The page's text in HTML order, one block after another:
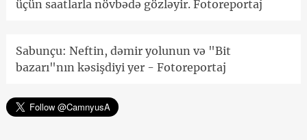
üçün saatlarla növbədə gözləyir. Fotoreportaj
Sabunçu: Neftin, dəmir yolunun və "Bit
bazarı"nın kəsişdiyi yer - Fotoreportaj